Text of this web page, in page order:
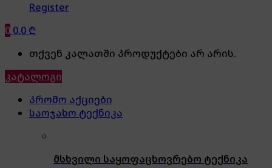
Register
0 0.0 ₾
თქვენ კალათში პროდუქტები არ არის.
კატალოგი
პრომო აქციები
საოჯახო ტექნიკა
მსხვილი საყოფაცხოვრებო ტექნიკა